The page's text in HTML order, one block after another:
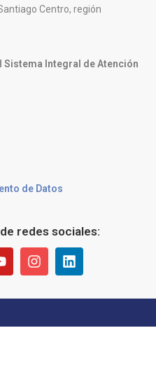
Centro, región
Sistema Integral de Atención
de Datos
redes sociales: